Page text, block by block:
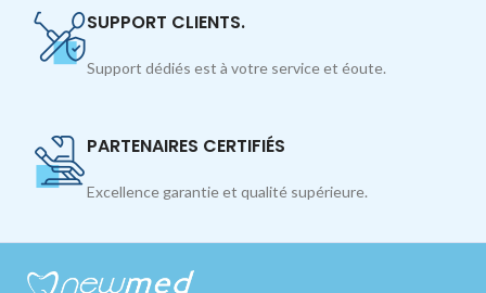
SUPPORT CLIENTS.
Support dédiés est à votre service et éoute.
PARTENAIRES CERTIFIÉS
Excellence garantie et qualité supérieure.